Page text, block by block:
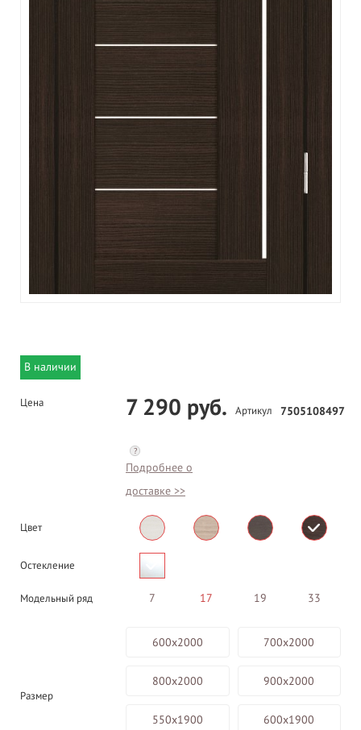
В наличии
Цена 7 290 руб.
?
Подробнее о
доставке >>
Артикул 7505108497
Цвет
Остекление
Модельный ряд 7 17 19 33
Размер
600х2000 700х2000
800х2000 900х2000
550х1900 600х1900